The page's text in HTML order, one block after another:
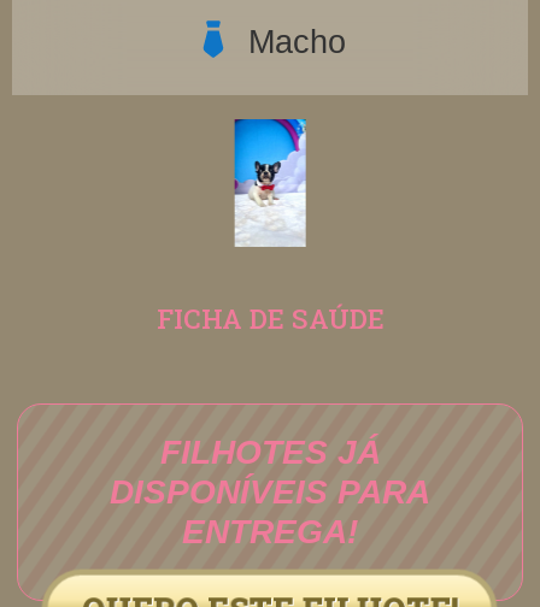
Macho
FICHA DE SAÚDE
FILHOTES JÁ
DISPONÍVEIS PARA
ENTREGA!